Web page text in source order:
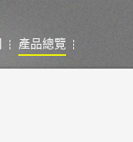
產品總覽